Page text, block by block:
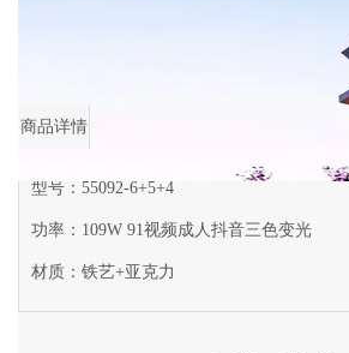
55092-6+5+4
商品详情
型号：55092-6+5+4
功率：109W 91视频成人抖音三色变光
材质：铁艺+亚克力